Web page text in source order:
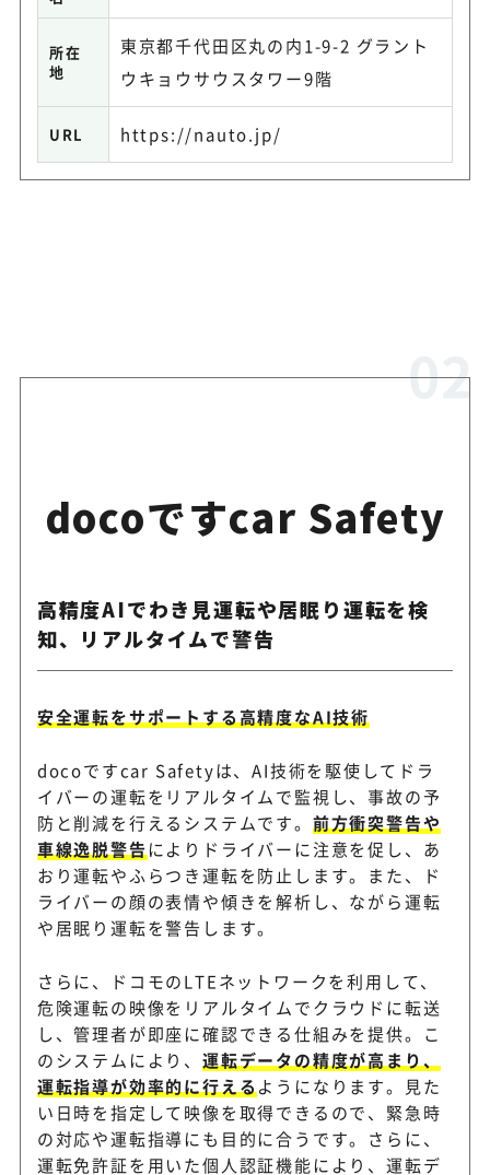
所在
地
東京都千代田区丸の内1-9-2 グラント
ウキョウサウスタワー9階
URL https://nauto.jp/
docoですcar Safety
高精度AIでわき見運転や居眠り運転を検
知、リアルタイムで警告
安全運転をサポートする高精度なAI技術
docoですcar Safetyは、AI技術を駆使してドラ
イバーの運転をリアルタイムで監視し、事故の予
防と削減を行えるシステムです。 前方衝突警告や
車線逸脱警告によりドライバーに注意を促し、あ
おり運転やふらつき運転を防止します。また、ド
ライバーの顔の表情や傾きを解析し、ながら運転
や居眠り運転を警告します。
さらに、ドコモのLTEネットワークを利用して、
危険運転の映像をリアルタイムでクラウドに転送
し、管理者が即座に確認できる仕組みを提供。こ
のシステムにより、運転データの精度が高まり、
運転指導が効率的に行える ようになります。見た
い日時を指定して映像を取得できるので、緊急時
の対応や運転指導にも目的に合うです。さらに、
運転免許証を用いた個人認証機能により、運転デ